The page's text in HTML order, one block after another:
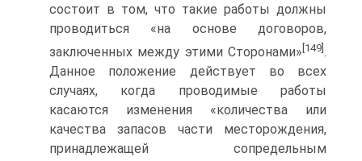
состоит в том, что такие работы должны
проводиться «на основе договоров,
заключенных между этими Сторонами» [149] .
Данное положение действует во всех
случаях, когда проводимые работы
касаются изменения «количества или
качества запасов части месторождения,
принадлежащей сопредельным